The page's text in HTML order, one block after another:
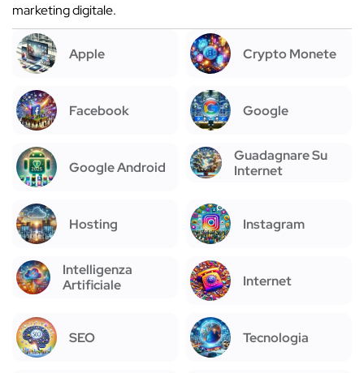
marketing digitale.
Apple Crypto Monete
Facebook Google
Google Android
Guadagnare Su
Internet
Hosting Instagram
Intelligenza
Artificiale
Internet
SEO Tecnologia